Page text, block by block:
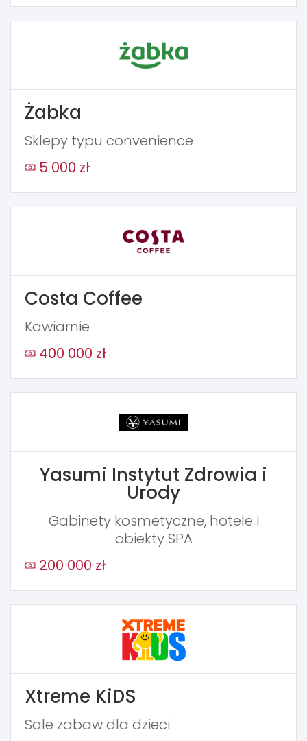
Żabka
Sklepy typu convenience
5 000 zł
Costa Coffee
Kawiarnie
400 000 zł
Yasumi Instytut Zdrowia i
Urody
Gabinety kosmetyczne, hotele i
obiekty SPA
200 000 zł
Xtreme KiDS
Sale zabaw dla dzieci